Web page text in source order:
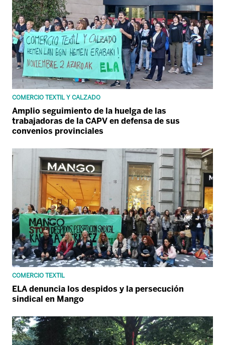
COMERCIO TEXTIL Y CALZADO
Amplio seguimiento de la huelga de las
trabajadoras de la CAPV en defensa de sus
convenios provinciales
COMERCIO TEXTIL
ELA denuncia los despidos y la persecución
sindical en Mango